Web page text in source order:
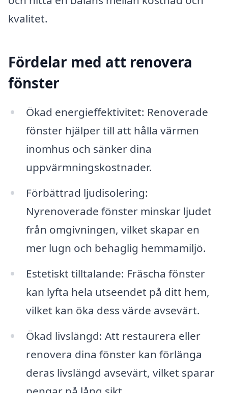
kvalitet.
Fördelar med att renovera
fönster
Ökad energieffektivitet: Renoverade
fönster hjälper till att hålla värmen
inomhus och sänker dina
uppvärmningskostnader.
Förbättrad ljudisolering:
Nyrenoverade fönster minskar ljudet
från omgivningen, vilket skapar en
mer lugn och behaglig hemmamiljö.
Estetiskt tilltalande: Fräscha fönster
kan lyfta hela utseendet på ditt hem,
vilket kan öka dess värde avsevärt.
Ökad livslängd: Att restaurera eller
renovera dina fönster kan förlänga
deras livslängd avsevärt, vilket sparar